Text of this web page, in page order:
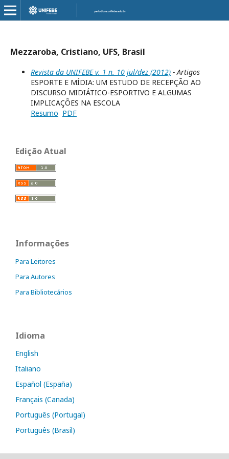
Mezzaroba, Cristiano, UFS, Brasil
Revista da UNIFEBE v. 1 n. 10 jul/dez (2012) - Artigos
ESPORTE E MÍDIA: UM ESTUDO DE RECEPÇÃO AO
DISCURSO MIDIÁTICO-ESPORTIVO E ALGUMAS
IMPLICAÇÕES NA ESCOLA
Resumo PDF
Edição Atual
Informações
Para Leitores
Para Autores
Para Bibliotecários
Idioma
English
Italiano
Español (España)
Français (Canada)
Português (Portugal)
Português (Brasil)